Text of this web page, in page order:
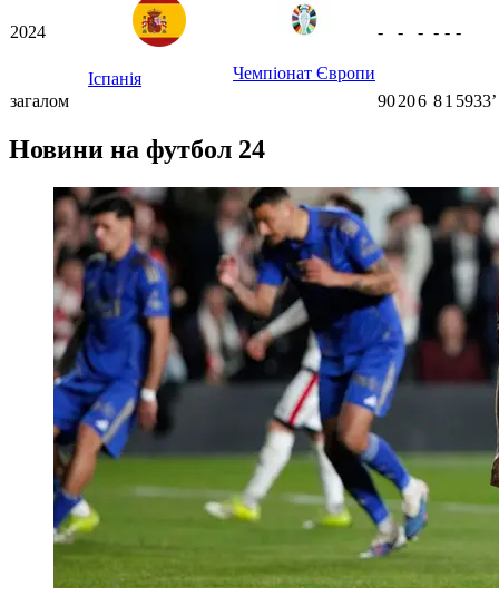
2024
Іспанія Чемпіонат Європи
- - - - - -
загалом 90206 81 5933ʼ
Новини на футбол 24